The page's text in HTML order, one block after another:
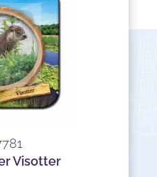
Visotter